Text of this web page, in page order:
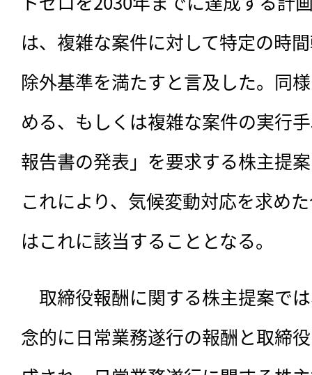
は、複雑な案件に対して特定の時
除外基準を満たすと言及した。同
める、もしくは複雑な案件の実行
報告書の発表」を要求する株主提
これにより、気候変動対応を求め
はこれに該当することとなる。
取締役報酬に関する株主提案で
念的に日常業務遂行の報酬と取締